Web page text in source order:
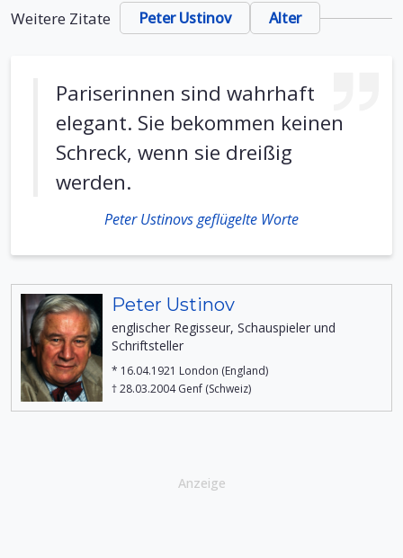
Weitere Zitate Peter Ustinov Alter
Pariserinnen sind wahrhaft
elegant. Sie bekommen keinen
Schreck, wenn sie dreißig
werden.
Peter Ustinovs geflügelte Worte
Peter Ustinov
englischer Regisseur, Schauspieler und
Schriftsteller
* 16.04.1921 London (England)
† 28.03.2004 Genf (Schweiz)
Anzeige